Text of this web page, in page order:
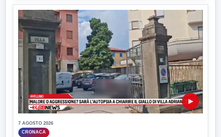
▶
7 AGOSTO 2026
CRONACA